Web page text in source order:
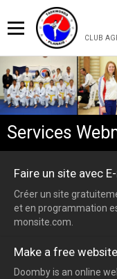
Services
Faire un site avec
Créer un site
et en programmation
monsite.com.
Make a free website
Doomby is an online